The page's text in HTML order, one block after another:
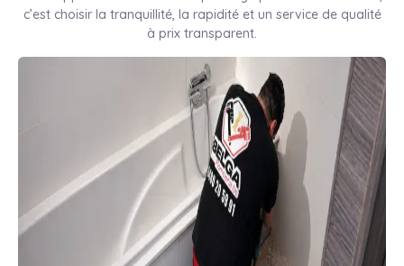
c’est choisir la tranquillité, la rapidité et un service de qualité
à prix transparent.